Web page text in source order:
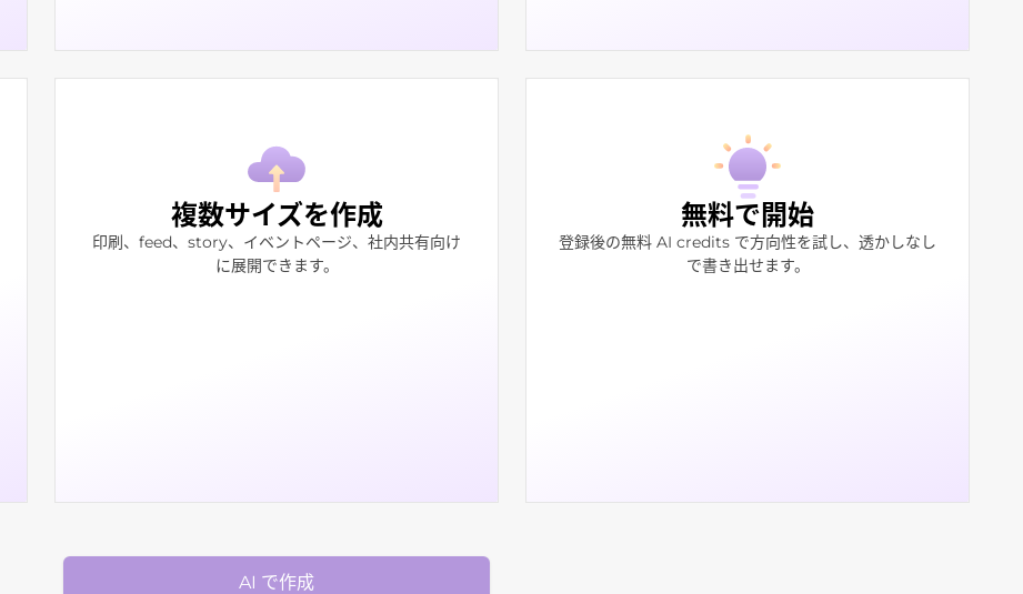
複数サイズを作成
印刷、feed、story、イベントページ、社内共有向け
に展開できます。
無料で開始
登録後の無料 AI credits で方向性を試し、透かしなし
で書き出せます。
AI で作成